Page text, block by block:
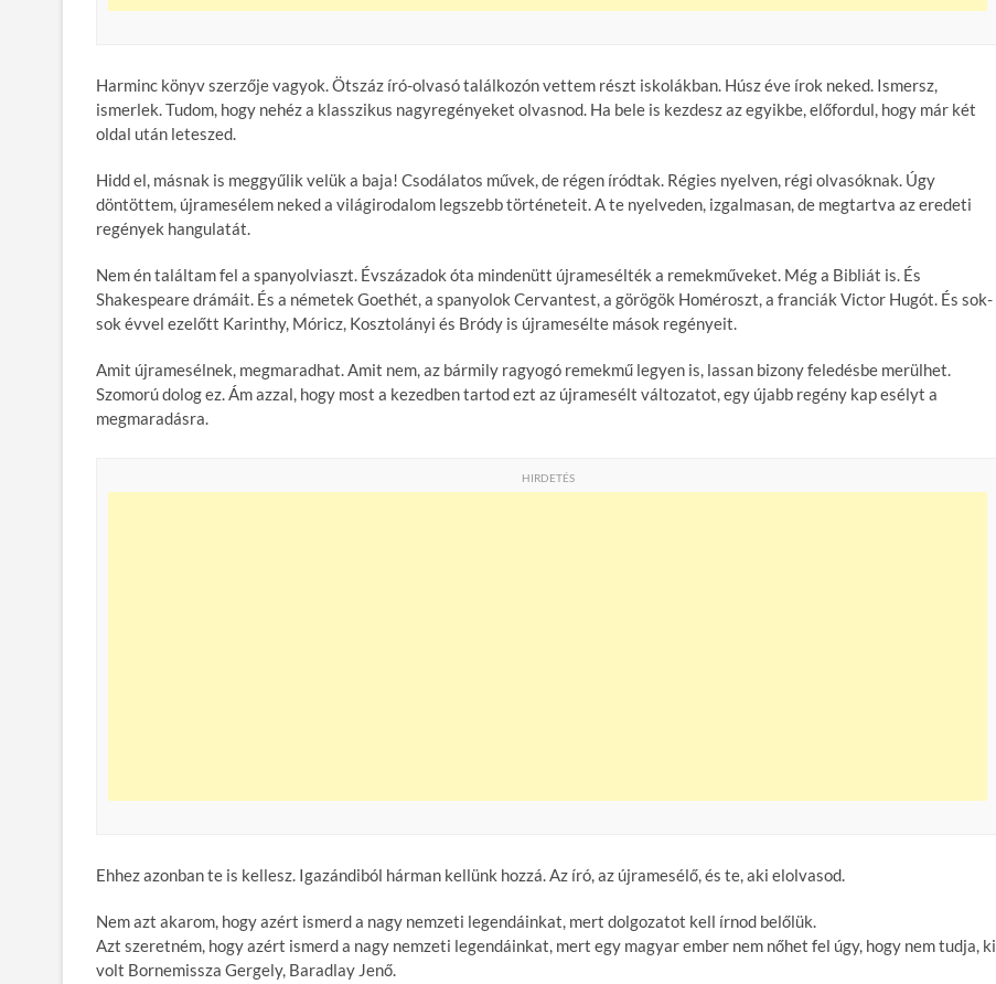
Harminc könyv szerzője vagyok. Ötszáz író-olvasó találkozón vettem részt iskolákban. Húsz éve írok neked. Ismersz,
ismerlek. Tudom, hogy nehéz a klasszikus nagyregényeket olvasnod. Ha bele is kezdesz az egyikbe, előfordul, hogy már két
oldal után leteszed.
Hidd el, másnak is meggyűlik velük a baja! Csodálatos művek, de régen íródtak. Régies nyelven, régi olvasóknak. Úgy
döntöttem, újramesélem neked a világirodalom legszebb történeteit. A te nyelveden, izgalmasan, de megtartva az eredeti
regények hangulatát.
Nem én találtam fel a spanyolviaszt. Évszázadok óta mindenütt újramesélték a remekműveket. Még a Bibliát is. És
Shakespeare drámáit. És a németek Goethét, a spanyolok Cervantest, a görögök Homéroszt, a franciák Victor Hugót. És sok-
sok évvel ezelőtt Karinthy, Móricz, Kosztolányi és Bródy is újramesélte mások regényeit.
Amit újramesélnek, megmaradhat. Amit nem, az bármily ragyogó remekmű legyen is, lassan bizony feledésbe merülhet.
Szomorú dolog ez. Ám azzal, hogy most a kezedben tartod ezt az újramesélt változatot, egy újabb regény kap esélyt a
megmaradásra.
HIRDETÉS
Ehhez azonban te is kellesz. Igazándiból hárman kellünk hozzá. Az író, az újramesélő, és te, aki elolvasod.
Nem azt akarom, hogy azért ismerd a nagy nemzeti legendáinkat, mert dolgozatot kell írnod belőlük.
Azt szeretném, hogy azért ismerd a nagy nemzeti legendáinkat, mert egy magyar ember nem nőhet fel úgy, hogy nem tudja, ki
volt Bornemissza Gergely, Baradlay Jenő.